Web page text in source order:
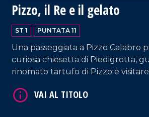
Pizzo, il Re e il gelato
ST 1 PUNTATA 11
Una passeggiata a Pizzo Calabro
curiosa chiesetta di Piedigrotta,
rinomato tartufo di Pizzo e
VAI AL TITOLO